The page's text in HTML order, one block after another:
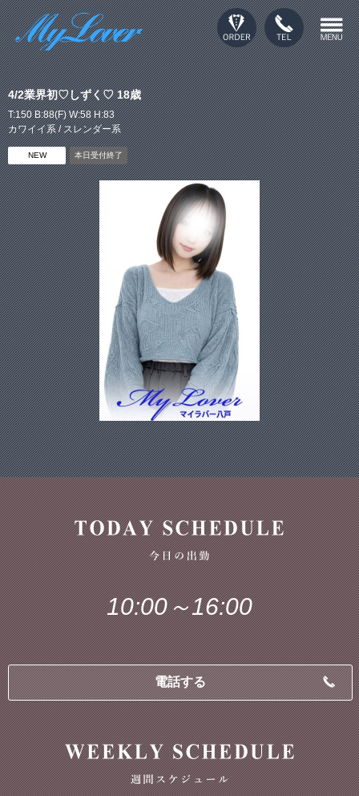
4/2業界初♡しずく♡ 18歳
T:150 B:88(F) W:58 H:83
カワイイ系 / スレンダー系
NEW 本日受付終了
10:00～16:00
電話する